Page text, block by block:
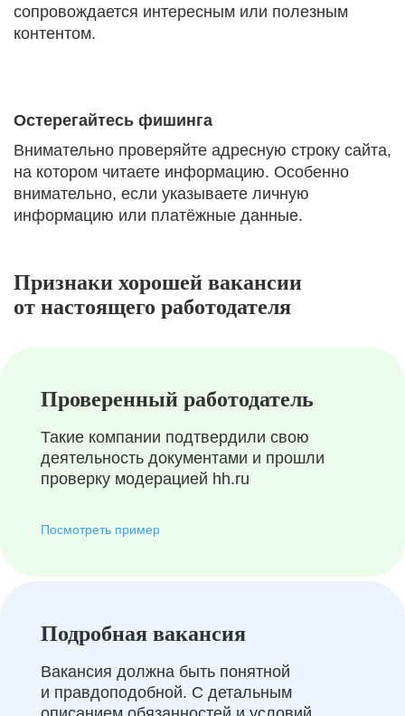
сопровождается интересным или полезным
контентом.
Остерегайтесь фишинга
Внимательно проверяйте адресную строку сайта,
на котором читаете информацию. Особенно
внимательно, если указываете личную
информацию или платёжные данные.
Признаки хорошей вакансии
от настоящего работодателя
Проверенный работодатель
Такие компании подтвердили свою
деятельность документами и прошли
проверку модерацией hh.ru
Посмотреть пример
Подробная вакансия
Вакансия должна быть понятной
и правдоподобной. С детальным